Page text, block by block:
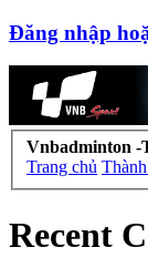
Đăng nhập
Vnbadminton -
Trang chủ
Recent